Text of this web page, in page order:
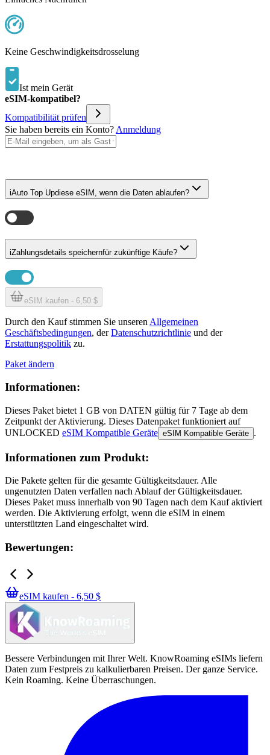
Keine Geschwindigkeitsdrosselung
Ist mein Gerät
eSIM-kompatibel?
Kompatibilität prüfen
Sie haben bereits ein Konto? Anmeldung
iAuto Top Updiese eSIM, wenn die Daten ablaufen?
iZahlungsdetails speichernfür zukünftige Käufe?
eSIM kaufen - 6,50 $
Durch den Kauf stimmen Sie unseren Allgemeinen
Geschäftsbedingungen, derDatenschutzrichtlinie und der
Erstattungspolitik zu.
Paket ändern
Informationen:
Dieses Paket bietet 1 GB von DATEN gültig für 7 Tage ab dem
Zeitpunkt der Aktivierung. Dieses Datenpaket funktioniert auf
UNLOCKED eSIM Kompatible Geräte eSIM Kompatible Geräte .
Informationen zum Produkt:
Die Pakete gelten für die gesamte Gültigkeitsdauer. Alle
ungenutzten Daten verfallen nach Ablauf der Gültigkeitsdauer.
Dieses Paket muss innerhalb von 90 Tagen nach dem Kauf aktiviert
werden. Die Aktivierung erfolgt, wenn die eSIM in einem
unterstützten Land eingeschaltet wird.
Bewertungen:
eSIM kaufen - 6,50 $
Bessere Verbindungen mit Ihrer Welt. KnowRoaming eSIMs liefern
Daten zum Festpreis zu kalkulierbaren Preisen. Der ganze Service.
Kein Roaming. Keine Überraschungen.